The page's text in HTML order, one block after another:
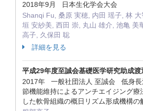
2018年9月 日本生化学会大会
Shanqi Fu, 桑原 実穂, 内田 瑶子, 林
垣 安紗美, 西田 崇, 丸山 雄介, 池亀 美
高子, 久保田 聡
詳細を見る
平成29年度至誠会基礎医学研究助成渡
2017年 一般社団法人 至誠会 低身長
節機能維持によるアンチエイジング療
した軟骨組織の概日リズム形成機構の